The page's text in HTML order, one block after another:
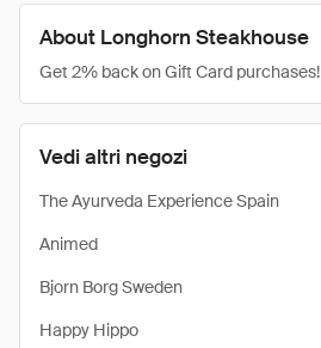
About Longhorn Steakhouse
Get 2% back on Gift Card purchases!
Vedi altri negozi
The Ayurveda Experience Spain
Animed
Bjorn Borg Sweden
Happy Hippo